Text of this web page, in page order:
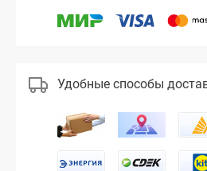
Удобные способы